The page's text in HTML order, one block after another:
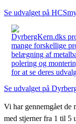
Se udvalget på
DyrbergKern.dks
mange forskellige
belægning af
polering og
for at se deres
Se udvalget på
Vi har gennemgået de
med stjerner fra 1 til 5